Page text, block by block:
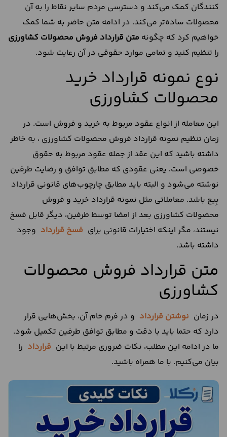
کنندگان کمک می‌کند و دسترسی مردم سایر نقاط را به آن
محصولات ساده‌تر می‌کند. در ادامه متن حاضر به شما کمک
خواهیم کرد که چگونه متن قرارداد فروش محصولات کشاورزی
را تنظیم کنید و تمامی موارد حقوقی در آن رعایت شود.
نوع نمونه قرارداد خرید
محصولات کشاورزی
این معامله از انواع عقود مربوط به خرید و فروش است. در
زمان تنظیم نمونه قرارداد فروش محصولات کشاورزی ، به خاطر
داشته باشید که این عقد از جمله عقود مربوط به حقوق
خصوصی است، یعنی عقودی که مطابق توافق و رضایت طرفین
نوشته می‌شود و البته باید مطابق چارچوب‌های قانونی قرارداد
بِیع باشد. معاملاتی مثل نمونه قرارداد خرید و فروش
محصولات کشاورزی بعد از امضا توسط طرفین، دیگر قابل فسخ
نیستند، مگر اینکه اختیارات قانونی برای فسخ قرارداد وجود
داشته باشد.
متن قرارداد فروش محصولات
کشاورزی
در زمان نوشتن قرارداد و در فرم خام آن، بخش‌هایی قرار
دارد که حتما باید با دقت و مطابق توافق طرفین تکمیل شود.
ما در ادامه این مطلب، نکات ضروری مرتبط با این قرارداد را
بیان می‌کنیم. با ما همراه باشید.